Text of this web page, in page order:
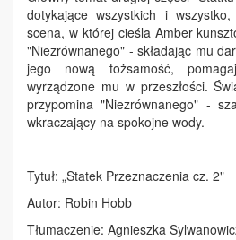
dotykające wszystkich i
scena, w której cieśla Amber
"Niezrównanego" - składając mu
jego nową tożsamość,
wyrządzone mu w przeszłości.
przypomina "Niezrównanego" -
wkraczający na spokojne wody.
Tytuł: „Statek Przeznaczenia cz. 2"
Autor: Robin Hobb
Tłumaczenie: Agnieszka